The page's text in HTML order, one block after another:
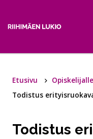
Etusivu Opiskelijalle
Todistus
Todistus